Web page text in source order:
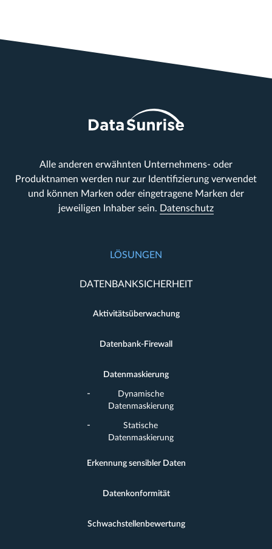
Alle anderen erwähnten Unternehmens- oder
Produktnamen werden nur zur Identifizierung verwendet
und können Marken oder eingetragene Marken der
jeweiligen Inhaber sein. Datenschutz
LÖSUNGEN
DATENBANKSICHERHEIT
Aktivitätsüberwachung
Datenbank-Firewall
Datenmaskierung
Dynamische
Datenmaskierung
Statische
Datenmaskierung
Erkennung sensibler Daten
Datenkonformität
Schwachstellenbewertung